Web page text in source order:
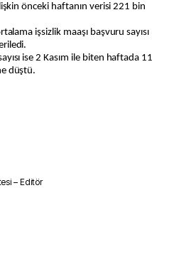
önceki haftanın verisi 221 bin
işsizlik maaşı başvuru sayısı
ise 2 Kasım ile biten haftada 11
düştü.
– Editör